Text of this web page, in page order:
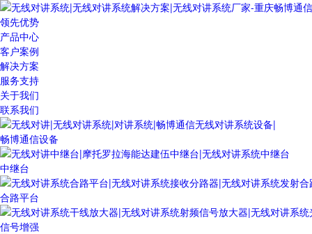
领先优势
产品中心
客户案例
解决方案
服务支持
关于我们
联系我们
畅博通信设备
中继台
合路平台
信号增强